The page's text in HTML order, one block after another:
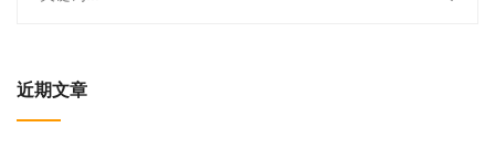
近期文章